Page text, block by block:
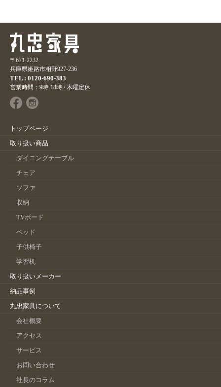
〒671-2232
兵庫県姫路市相野927-236
TEL : 0120-690-383
営業時間：9時-18時 / 木曜定休
トップページ
取り扱い商品
ダイニングテーブル
チェア
ソファ
収納
TVボード
ベッド
子供椅子
学習机
取り扱いメーカー
納品事例
丸忠家具について
会社概要
アクセス
サービス
お問い合わせ
社長のコラム